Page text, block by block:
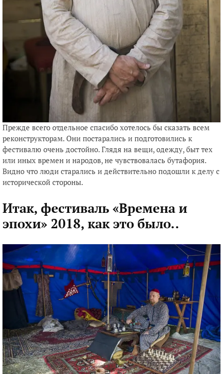
Прежде всего отдельное спасибо хотелось бы сказать всем
реконструкторам. Они постарались и подготовились к
фестивалю очень достойно. Глядя на вещи, одежду, быт тех
или иных времен и народов, не чувствовалась бутафория.
Видно что люди старались и действительно подошли к делу с
исторической стороны.
Итак, фестиваль «Времена и
эпохи» 2018, как это было..